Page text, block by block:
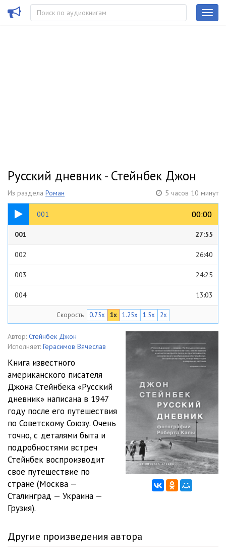
Русский дневник - Стейнбек Джон
Из раздела Роман 5 часов 10 минут
001 00:00
00:00
27:55
001 27:55
002 26:40
003 24:25
004 13:03
006
22:53
008
009
010 17:15
011 19:13
012 20:06
013 24:16
014
Скорость 0.75x 1x 1.25x 1.5x 2x
Автор: Стейнбек Джон
Исполняет: Герасимов Вячеслав
Книга известного
американского писателя
Джона Стейнбека «Русский
дневник» написана в 1947
году после его путешествия
по Советскому Союзу. Очень
точно, с деталями быта и
подробностями встреч
Стейнбек воспроизводит
свое путешествие по
стране (Москва —
Сталинград — Украина —
Грузия).
Другие произведения автора